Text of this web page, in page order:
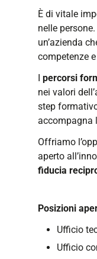
È di vitale
nelle
un’azienda
competenze
I percorsi
nei valori
step
accompagna
Offriamo
aperto
fiducia
Posizioni
Ufficio
Ufficio